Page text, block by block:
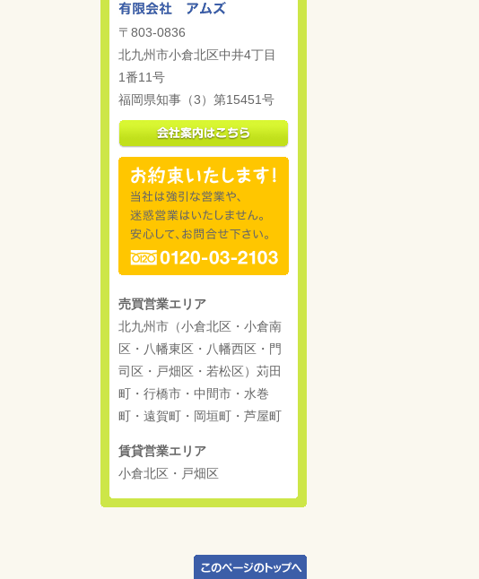
〒803-0836
北九州市小倉北区中井4丁目
1番11号
福岡県知事（3）第15451号
売買営業エリア
北九州市（小倉北区・小倉南
区・八幡東区・八幡西区・門
司区・戸畑区・若松区）苅田
町・行橋市・中間市・水巻
町・遠賀町・岡垣町・芦屋町
賃貸営業エリア
小倉北区・戸畑区